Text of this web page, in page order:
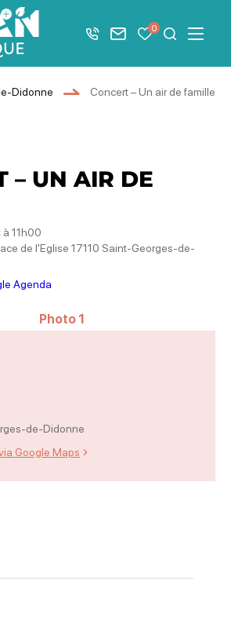
la barre de navigation du mode éco
+33 5 46 08 21 00
Nous contacter
Mes favoris
0 JeMenu
Didonne Concert – Un air de famille
– UN AIR DE
11h00
de l'Eglise 17110 Saint-Georges-de-
Agenda
Photo 1
de-Didonne
Google Maps